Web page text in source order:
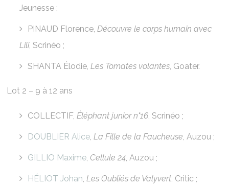
Jeunesse ;
PINAUD Florence,Découvre le corps humain avec
Lili, Scrinéo ;
SHANTA Élodie,Les Tomates volantes, Goater.
Lot 2 – 9 à 12 ans
COLLECTIF,Éléphant junior n°16, Scrinéo ;
DOUBLIER Alice,La Fille de la Faucheuse, Auzou ;
GILLIO Maxime, Cellule 24, Auzou ;
HÉLIOT Johan,Les Oubliés de Valyvert, Critic ;